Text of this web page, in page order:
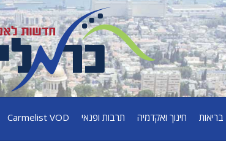
בריאות חינוך ואקדמיה תרבות ופנאי Carmelist VOD